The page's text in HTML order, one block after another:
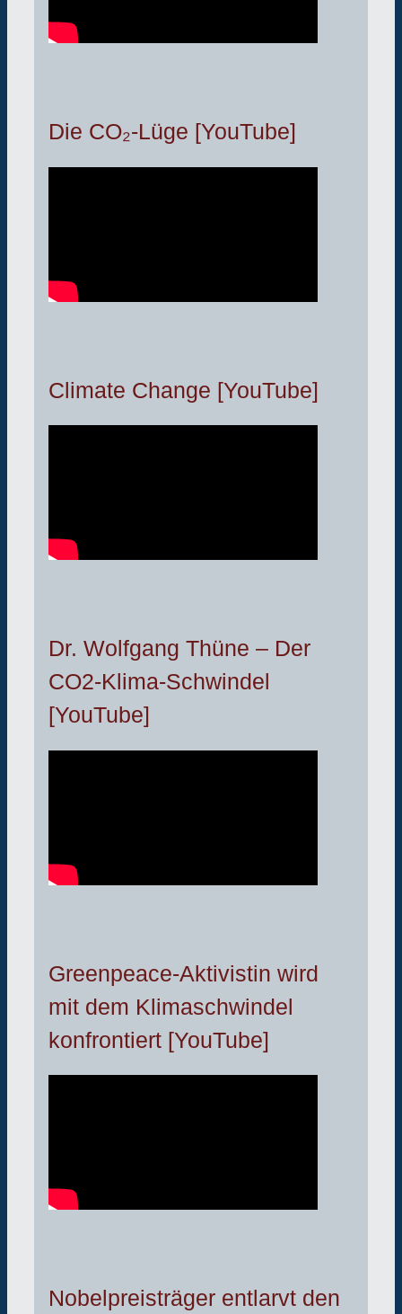
Die CO₂-Lüge [YouTube]
Climate Change [YouTube]
Dr. Wolfgang Thüne – Der
CO2-Klima-Schwindel
[YouTube]
Greenpeace-Aktivistin wird
mit dem Klimaschwindel
konfrontiert [YouTube]
Nobelpreisträger entlarvt den